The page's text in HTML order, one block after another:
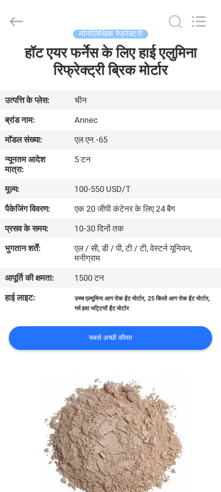
हमारे
बारे
कारखाने
का
गुणवत्ता
हमसे
करें
गोपनीयता
Industrial
मोनोलिथिक रेफ्रेक्टरी
हॉट एयर फर्नेस के लिए हाई एलुमिना
रिफ्रेक्ट्री ब्रिक मोर्टार
उत्पत्ति के प्लेस:
चीन
ब्रांड नाम:
Annec
मॉडल संख्या:
एल.एन.-65
न्यूनतम आदेश
मात्रा:
5 टन
मूल्य:
100-550 USD/T
पैकेजिंग विवरण:
एक 20 जीपी कंटेनर के लिए 24 बैग
प्रसव के समय:
10-30 दिनों तक
भुगतान शर्तें:
एल / सी, डी / पी, टी / टी, वेस्टर्न यूनियन,
मनीग्राम
आपूर्ति की क्षमता:
1500 टन
हाई लाइट:
उच्च एल्यूमिना आग रोक ईंट मोर्टार, 25 किलो आग रोक ईंट मोर्टार,
गर्म हवा भट्टियों ईंट मोर्टार
सबसे अच्छी कीमत